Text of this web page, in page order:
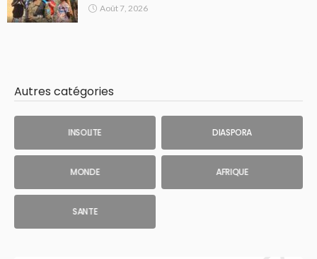
Août 7, 2026
Autres catégories
INSOLITE DIASPORA
MONDE AFRIQUE
SANTE